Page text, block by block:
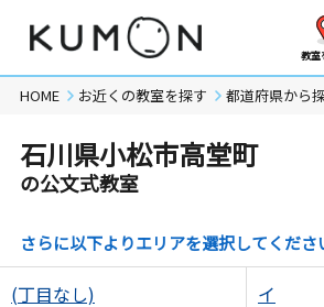
教室
HOME お近くの教室を探す 都道府県から
石川県小松市高堂町
の公文式教室
さらに以下よりエリアを選択してくださ
(丁目なし) イ